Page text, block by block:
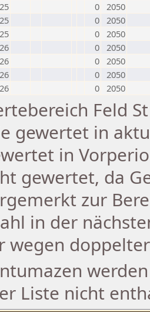
0 2050
0 2050
0 2050
0 2050
0 2050
0 2050
0 2050
Feld
gewertet in
in
gewertet, da
zur
in der
wegen
Liste nicht